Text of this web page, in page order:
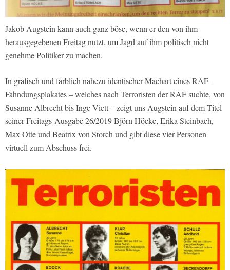
Jakob Augstein kann auch ganz böse, wenn er den von ihm
herausgegebenen Freitag nutzt, um Jagd auf ihm politisch nicht
genehme Politiker zu machen.
In grafisch und farblich nahezu identischer Machart eines RAF-
Fahndungsplakates – welches nach Terroristen der RAF suchte, von
Susanne Albrecht bis Inge Viett – zeigt uns Augstein auf dem Titel
seiner Freitags-Ausgabe 26/2019 Björn Höcke, Erika Steinbach,
Max Otte und Beatrix von Storch und gibt diese vier Personen
virtuell zum Abschuss frei.